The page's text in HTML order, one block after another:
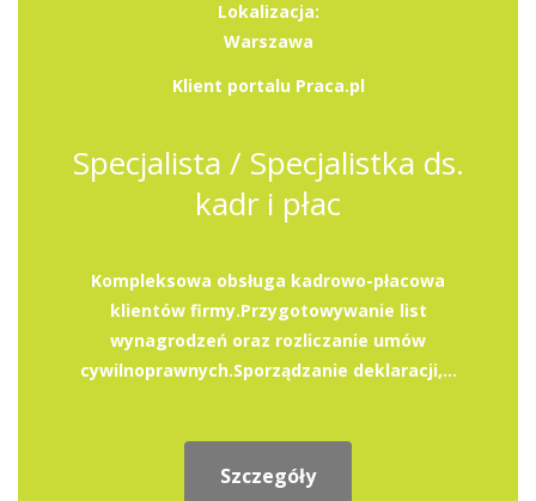
Lokalizacja:
Warszawa
Klient portalu Praca.pl
Specjalista / Specjalistka ds.
kadr i płac
Kompleksowa obsługa kadrowo-płacowa
klientów firmy.Przygotowywanie list
wynagrodzeń oraz rozliczanie umów
cywilnoprawnych.Sporządzanie deklaracji,...
Szczegóły